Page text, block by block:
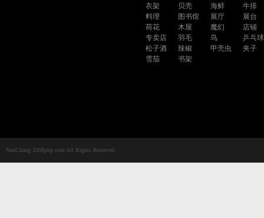
衣架
贝壳 海鲜
牛排
料理
图书馆 展厅
展台
荷花
木屋 魔幻
店铺
专卖店
羽毛 鸟
乒乓球
松子酒
辣椒 甲壳虫
夹子
雪茄
书架
NanChang 2008php.com All Rights Reserved.